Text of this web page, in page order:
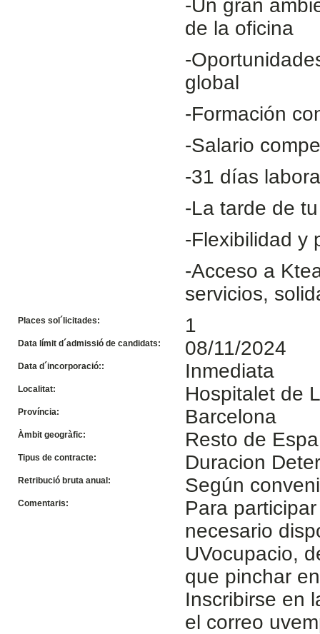
-Un gran
de la oficina
-
global
-Formación
-Salario
-31 días
-La tarde de
-Flexibilidad y
-Acceso a
servicios,
Places sol´licitades: 1
Data límit d´admissió de candidats: 08/11/2024
Data d´incorporació:: Inmediata
Localitat: Hospitalet de
Província: Barcelona
Àmbit geogràfic: Resto de
Tipus de contracte: Duracion
Retribució bruta anual: Según
Comentaris:
Para
necesario
UVocupacio,
que pinchar
Inscribirse en
el correo